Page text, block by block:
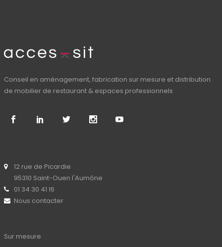
Conseil en aménagement, fabrication sur mesure et distribution
de mobilier de restaurant & espaces professionnels
12 rue de Picardie
95310 Saint-Ouen l'Aumône
01 34 30 41 16
Nous contacter
Sur mesure